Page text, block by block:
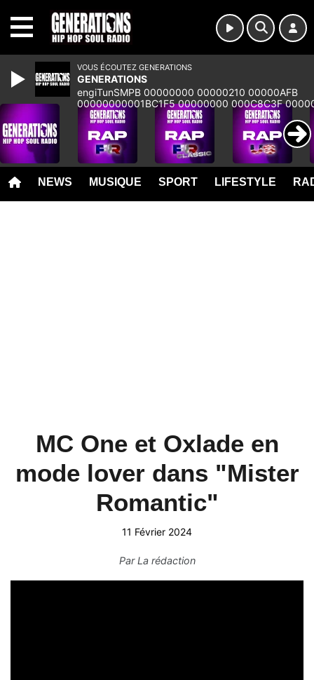
NEWS MUSIQUE SPORT LIFESTYLE
MC One et Oxlade en
mode lover dans "Mister
Romantic"
11 Février 2024
ParLa rédaction
VOUS ÉCOUTEZ GENERATIONS
GENERATIONS
engiTunSMPB 00000000 00000210 00000AFB
00000000001BC1F5 00000000 000C8C3F
00000000 00000000 00000000 00000000